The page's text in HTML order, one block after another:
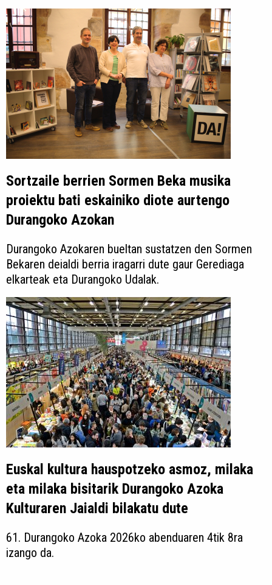
Sortzaile berrien Sormen Beka musika
proiektu bati eskainiko diote aurtengo
Durangoko Azokan
Durangoko Azokaren bueltan sustatzen den Sormen
Bekaren deialdi berria iragarri dute gaur Gerediaga
elkarteak eta Durangoko Udalak.
Euskal kultura hauspotzeko asmoz, milaka
eta milaka bisitarik Durangoko Azoka
Kulturaren Jaialdi bilakatu dute
61. Durangoko Azoka 2026ko abenduaren 4tik 8ra
izango da.